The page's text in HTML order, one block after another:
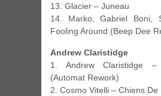
13. Glacier – Juneau
14. Marko, Gabriel Boni,
Fooling Around (Beep Dee
Andrew Claristidge
1. Andrew Claristidge –
(Automat Rework)
2. Cosmo Vitelli – Chiens De